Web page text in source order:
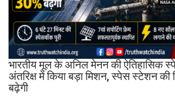
भारतीय मूल के अनिल मेनन की ऐतिहासिक
अंतरिक्ष में किया बड़ा मिशन, स्पेस स्टेशन की
बढ़ेगी